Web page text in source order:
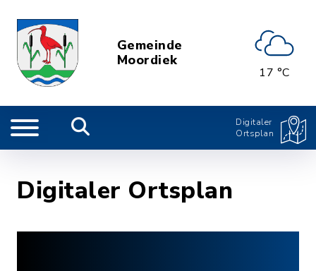
Gemeinde
Moordiek
17 °C
Digitaler
Ortsplan
Digitaler Ortsplan